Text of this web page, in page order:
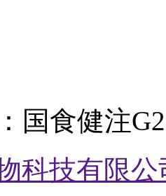
国食健注
科技有限公